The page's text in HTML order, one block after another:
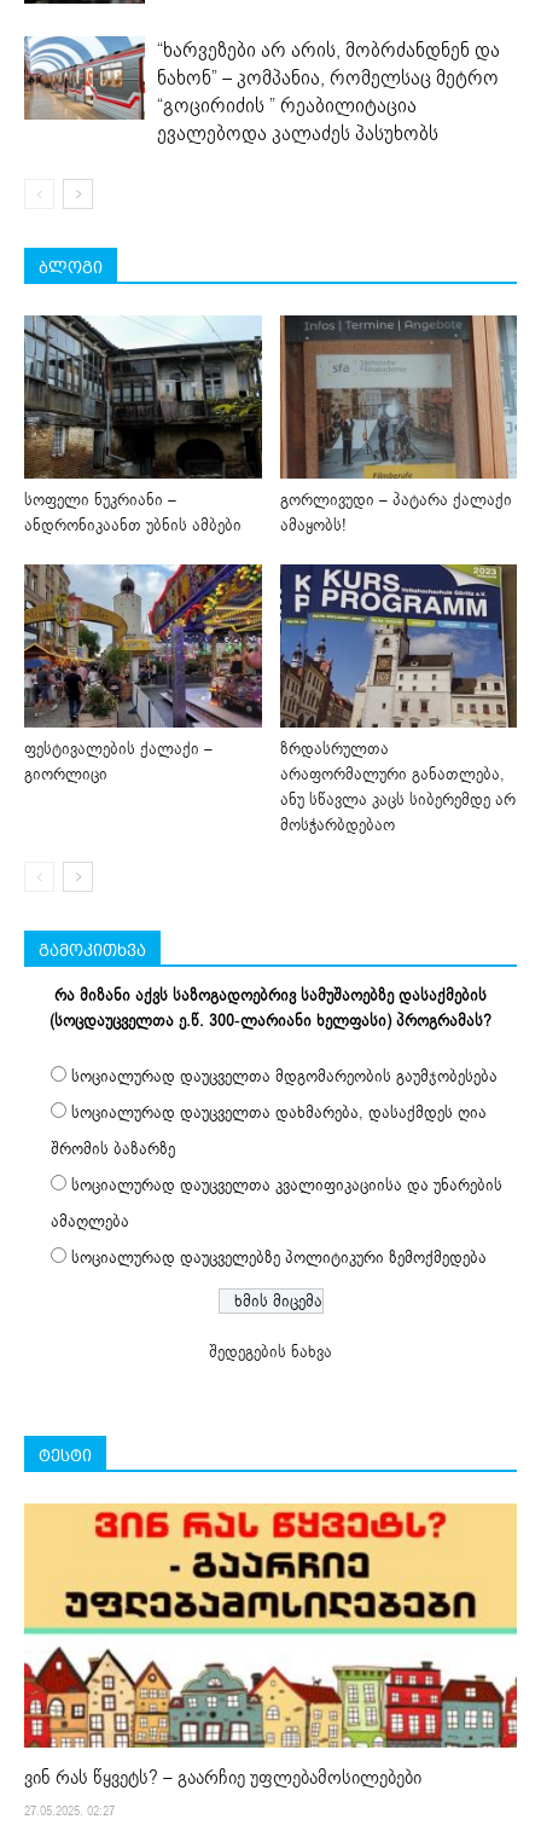
“ხარვეზები არ არის, მობრძანდნენ და
ნახონ” – კომპანია, რომელსაც მეტრო
“გოცირიძის ” რეაბილიტაცია
ევალებოდა კალაძეს პასუხობს
ბლოგი
სოფელი ნუკრიანი –
ანდრონიკაანთ უბნის ამბები
გორლივუდი – პატარა ქალაქი
ამაყობს!
ფესტივალების ქალაქი –
გიორლიცი
ზრდასრულთა
არაფორმალური განათლება,
ანუ სწავლა კაცს სიბერემდე არ
მოსჭარბდებაო
გამოკითხვა
რა მიზანი აქვს საზოგადოებრივ სამუშაოებზე დასაქმების
(სოცდაუცველთა ე.წ. 300-ლარიანი ხელფასი) პროგრამას?
სოციალურად დაუცველთა მდგომარეობის გაუმჯობესება
სოციალურად დაუცველთა დახმარება, დასაქმდეს ღია
შრომის ბაზარზე
სოციალურად დაუცველთა კვალიფიკაციისა და უნარების
ამაღლება
სოციალურად დაუცველებზე პოლიტიკური ზემოქმედება
შედეგების ნახვა
ტესტი
ვინ რას წყვეტს? – გაარჩიე უფლებამოსილებები
27.05.2025. 02:27